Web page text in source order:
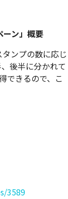
ン」概要
ンプの数に応じ
後半に分かれて
できるので、こ
3589